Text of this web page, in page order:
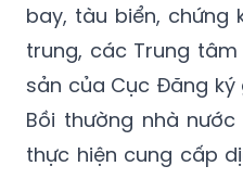
bay, tàu biển, chứng
trung, các Trung
sản của Cục Đăng
Bồi thường nhà
thực hiện cung cấp